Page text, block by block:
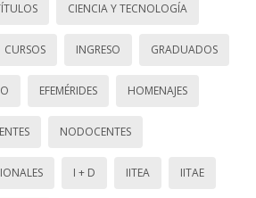
CIENCIA Y TECNOLOGÍA
CURSOS INGRESO GRADUADOS
EFEMÉRIDES HOMENAJES
NODOCENTES
I + D IITEA IITAE